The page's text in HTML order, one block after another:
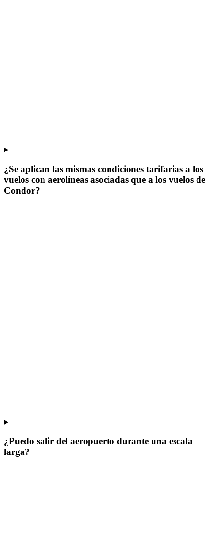
¿Se aplican las mismas condiciones tarifarias a los
vuelos con aerolíneas asociadas que a los vuelos de
Condor?
¿Puedo salir del aeropuerto durante una escala
larga?